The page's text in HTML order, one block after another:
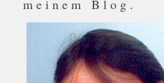
meinem Blog.